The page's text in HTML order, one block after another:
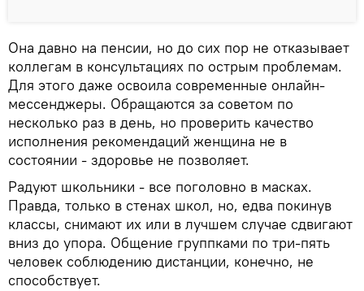
Она давно на пенсии, но до сих пор не отказывает
коллегам в консультациях по острым проблемам.
Для этого даже освоила современные онлайн-
мессенджеры. Обращаются за советом по
несколько раз в день, но проверить качество
исполнения рекомендаций женщина не в
состоянии - здоровье не позволяет.
Радуют школьники - все поголовно в масках.
Правда, только в стенах школ, но, едва покинув
классы, снимают их или в лучшем случае сдвигают
вниз до упора. Общение группками по три-пять
человек соблюдению дистанции, конечно, не
способствует.